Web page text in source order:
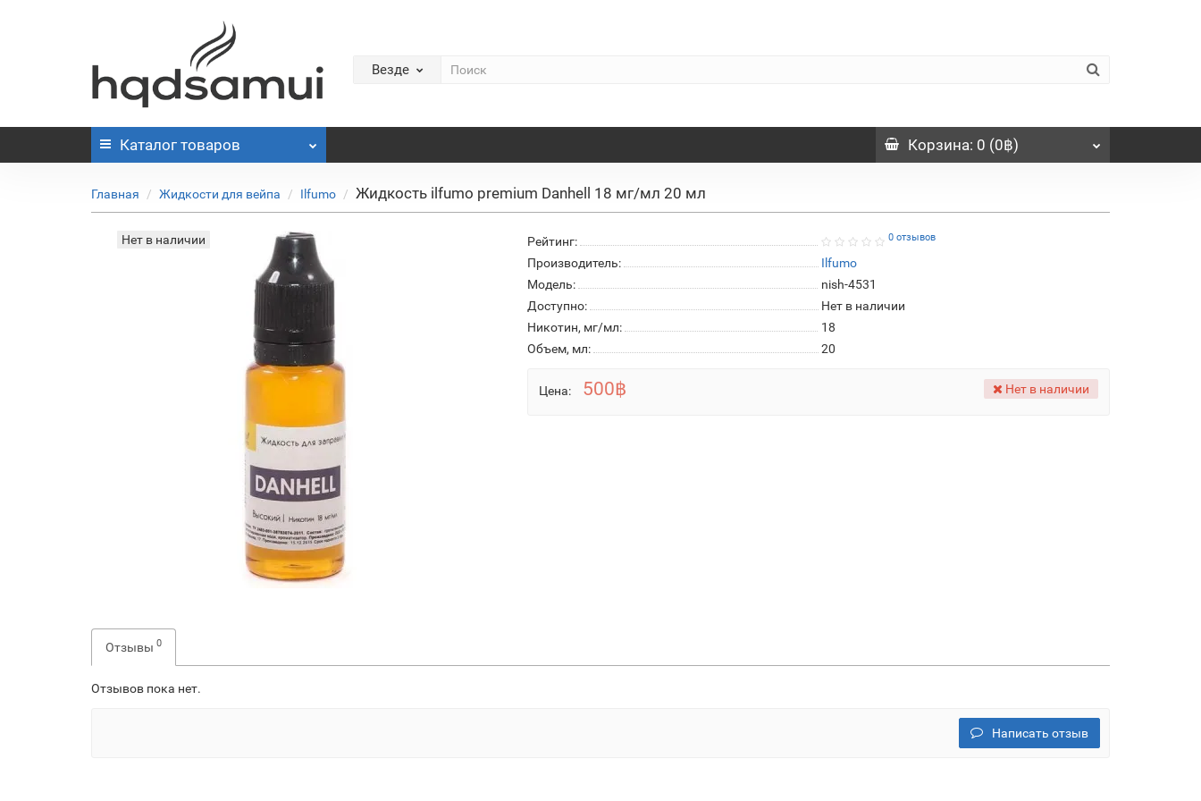
Везде
Каталог товаров Корзина: 0 (0฿)
Главная Жидкости для вейпа Ilfumo Жидкость ilfumo premium Danhell 18 мг/мл 20 мл
Нет в наличии Рейтинг: 0 отзывов
Производитель:
Ilfumo
Модель:
nish-4531
Доступно:
Нет в наличии
Никотин, мг/мл:
18
Объем, мл:
20
Цена: 500฿ Нет в наличии
Отзывы 0
Отзывов пока нет.
Написать отзыв